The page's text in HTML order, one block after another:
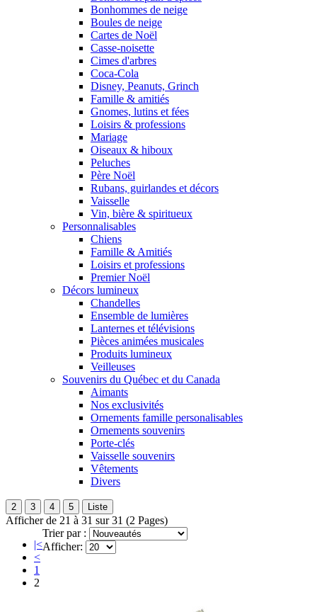
Bonhommes de neige
Boules de neige
Cartes de Noël
Casse-noisette
Cimes d'arbres
Coca-Cola
Disney, Peanuts, Grinch
Famille & amitiés
Gnomes, lutins et fées
Loisirs & professions
Mariage
Oiseaux & hiboux
Peluches
Père Noël
Rubans, guirlandes et décors
Vaisselle
Vin, bière & spiritueux
Personnalisables
Chiens
Famille & Amitiés
Loisirs et professions
Premier Noël
Décors lumineux
Chandelles
Ensemble de lumières
Lanternes et télévisions
Pièces animées musicales
Produits lumineux
Veilleuses
Souvenirs du Québec et du Canada
Aimants
Nos exclusivités
Ornements famille personalisables
Ornements souvenirs
Porte-clés
Vaisselle souvenirs
Vêtements
Divers
2 3 4 5 Liste
Afficher de 21 à 31 sur 31 (2 Pages)
|<
<
1
2
Trier par :
Afficher: